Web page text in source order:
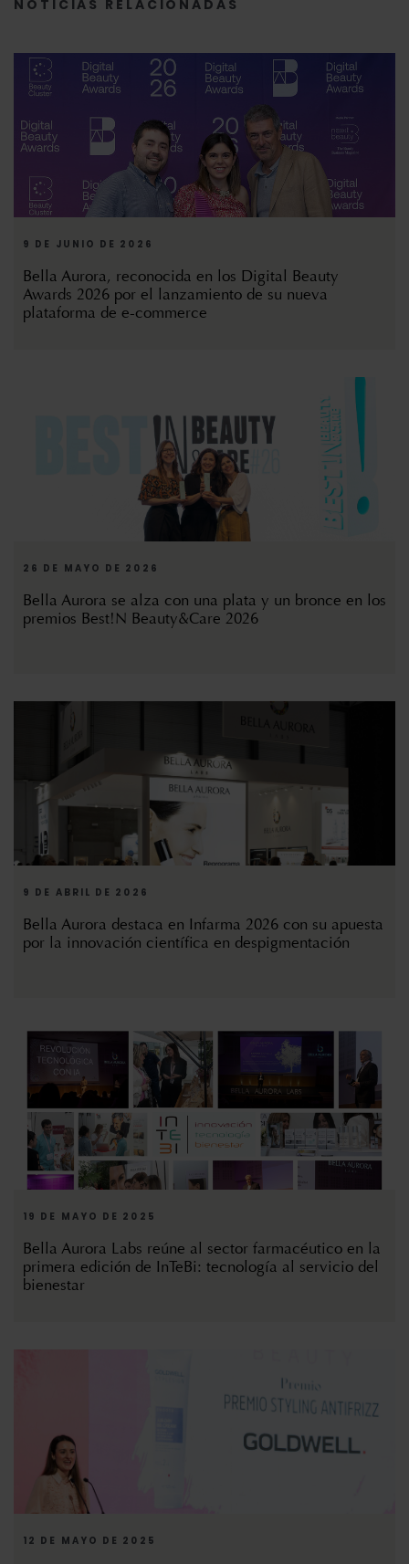
NOTICIAS RELACIONADAS
9 DE JUNIO DE 2026
Bella Aurora, reconocida en los Digital Beauty
Awards 2026 por el lanzamiento de su nueva
plataforma de e-commerce
26 DE MAYO DE 2026
Bella Aurora se alza con una plata y un bronce en los
premios Best!N Beauty&Care 2026
9 DE ABRIL DE 2026
Bella Aurora destaca en Infarma 2026 con su apuesta
por la innovación científica en despigmentación
19 DE MAYO DE 2025
Bella Aurora Labs reúne al sector farmacéutico en la
primera edición de InTeBi: tecnología al servicio del
bienestar
12 DE MAYO DE 2025